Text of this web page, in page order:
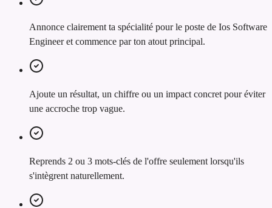
Annonce clairement ta spécialité pour le poste de Ios Software
Engineer et commence par ton atout principal.
Ajoute un résultat, un chiffre ou un impact concret pour éviter
une accroche trop vague.
Reprends 2 ou 3 mots-clés de l'offre seulement lorsqu'ils
s'intègrent naturellement.